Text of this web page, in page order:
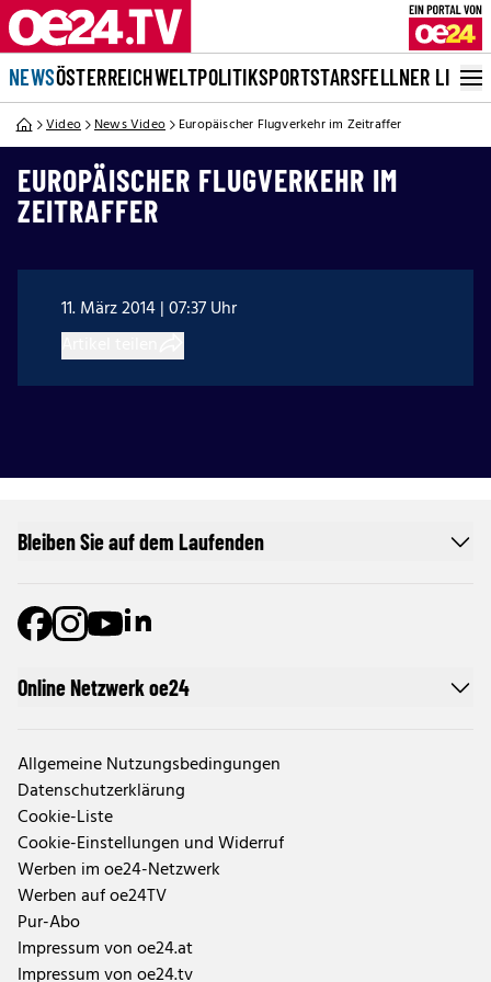
NEWSÖSTERREICHWELTPOLITIKSPORTSTARSFELLNER LIVE
Video News Video Europäischer Flugverkehr im Zeitraffer
EUROPÄISCHER FLUGVERKEHR IM
ZEITRAFFER
11. März 2014 | 07:37 Uhr
Online Netzwerk oe24
Allgemeine Nutzungsbedingungen
Datenschutzerklärung
Cookie-Liste
Cookie-Einstellungen und Widerruf
Werben im oe24-Netzwerk
Werben auf oe24TV
Pur-Abo
Impressum von oe24.at
Impressum von oe24.tv
Bleiben Sie auf dem Laufenden